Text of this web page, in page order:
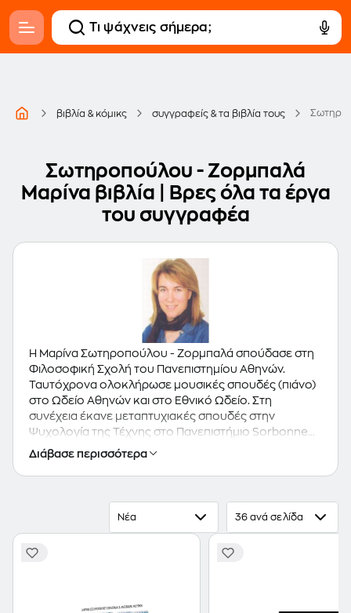
βιβλία & κόμικς συγγραφείς & τα βιβλία τους
Σωτηροπούλου - Ζορμπαλά
Μαρίνα βιβλία | Βρες όλα τα έργα
του συγγραφέα
Η Μαρίνα Σωτηροπούλου - Ζορμπαλά σπούδασε στη
Φιλοσοφική Σχολή του Πανεπιστημίου Αθηνών.
Ταυτόχρονα ολοκλήρωσε μουσικές σπουδές (πιάνο)
στο Ωδείο Αθηνών και στο Εθνικό Ωδείο. Στη
συνέχεια έκανε μεταπτυχιακές σπουδές στην
Ψυχολογία της Τέχνης στο Πανεπιστήμιο Sorbonne
και Νanterre στο Παρίσι. Έλαβε το διδακτορικό της
δίπλωμα από το Τμήμα Φιλοσοφίας, Παιδαγωγικής και
Ψυχολογίας του Πανεπιστημίου Αθηνών. Τα
μαθητών του ελληνικού σχολείου. Από το 2003 είναι
λέκτορας στο Παιδαγωγικό Τμήμα Προσχολικής
τέχνης. Το συγγραφικό της έργο αποτελείται από
Διάβασε περισσότερα
Νέα 36 ανά σελίδα